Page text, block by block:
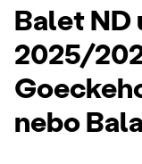
Balet ND
2025/
nebo